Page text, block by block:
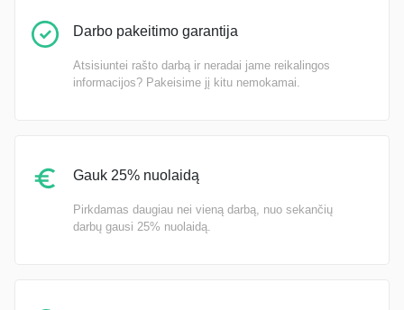
Darbo pakeitimo garantija
Atsisiuntei rašto darbą ir neradai jame reikalingos
informacijos? Pakeisime jį kitu nemokamai.
Gauk 25% nuolaidą
Pirkdamas daugiau nei vieną darbą, nuo sekančių
darbų gausi 25% nuolaidą.